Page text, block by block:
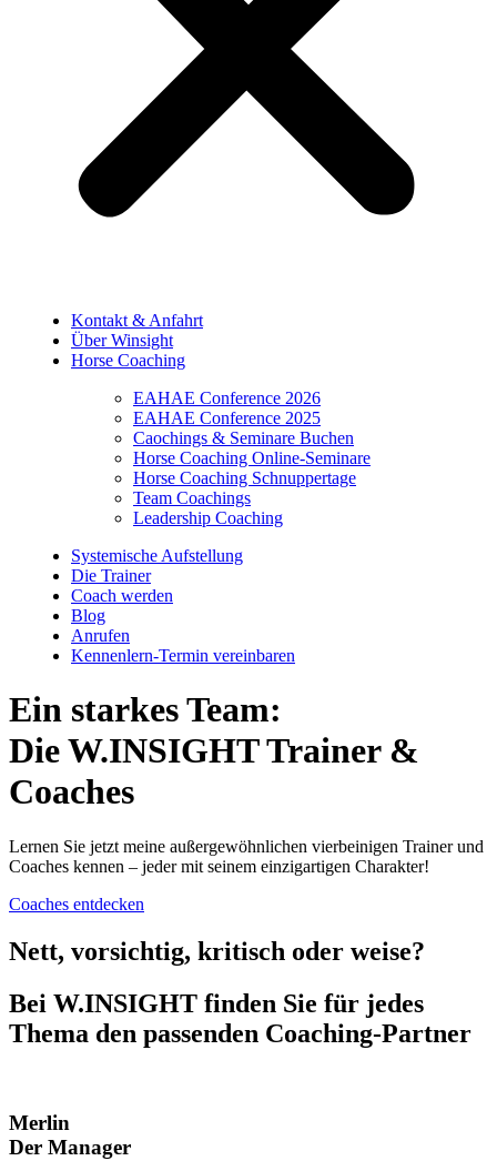
Kontakt & Anfahrt
Über Winsight
Horse Coaching
EAHAE Conference 2026
EAHAE Conference 2025
Caochings & Seminare Buchen
Horse Coaching Online-Seminare
Horse Coaching Schnuppertage
Team Coachings
Leadership Coaching
Systemische Aufstellung
Die Trainer
Coach werden
Blog
Anrufen
Kennenlern-Termin vereinbaren
Ein starkes Team:
Die W.INSIGHT Trainer &
Coaches
Lernen Sie jetzt meine außergewöhnlichen vierbeinigen Trainer und
Coaches kennen – jeder mit seinem einzigartigen Charakter!
Coaches entdecken
Nett, vorsichtig, kritisch oder weise?
Bei W.INSIGHT finden Sie für jedes
Thema den passenden Coaching-Partner
Merlin
Der Manager